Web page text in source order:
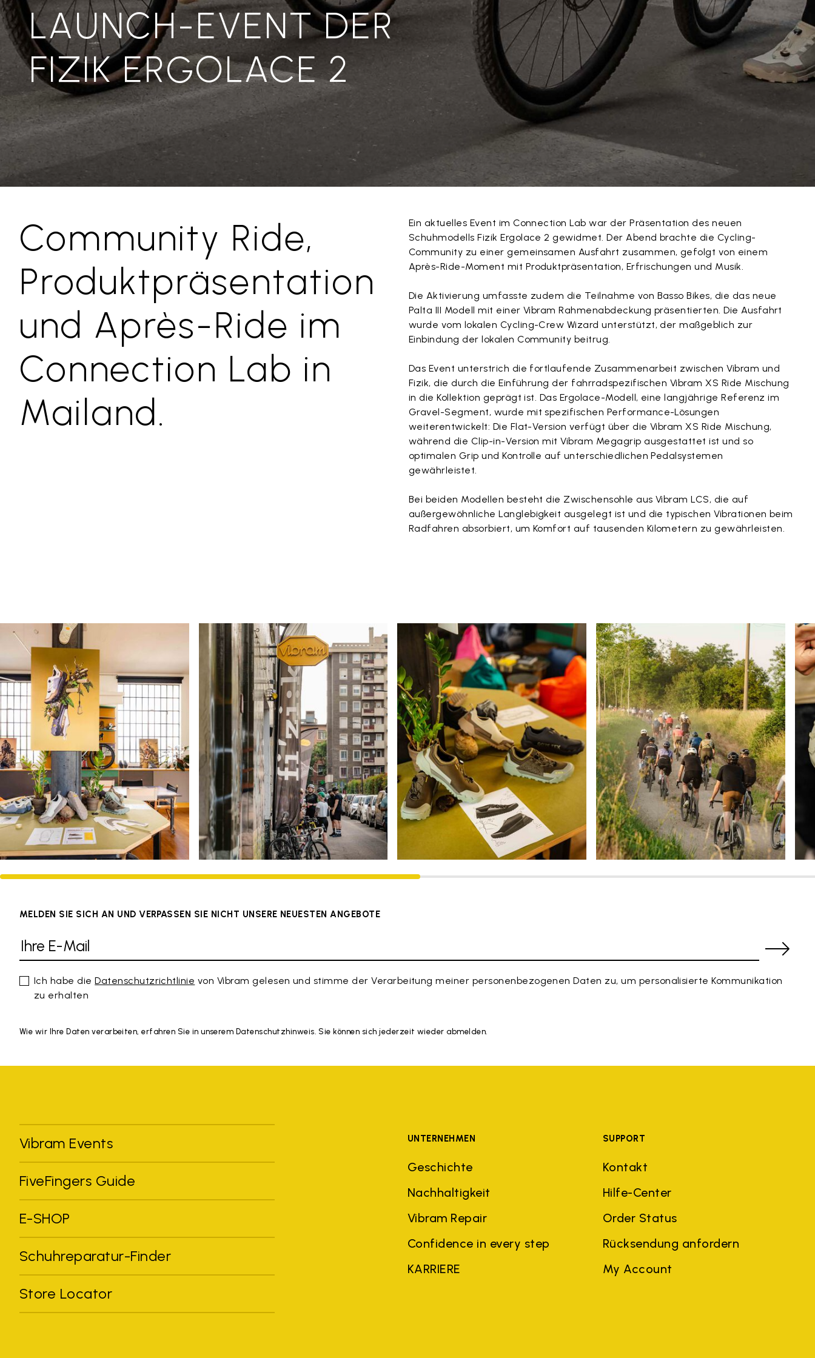
LAUNCH-EVENT DER
FIZIK ERGOLACE 2
Community Ride,
Produktpräsentation
und Après-Ride im
Connection Lab in
Mailand.
Ein aktuelles Event im Connection Lab war der Präsentation des neuen
Schuhmodells Fizik Ergolace 2 gewidmet. Der Abend brachte die Cycling-
Community zu einer gemeinsamen Ausfahrt zusammen, gefolgt von einem
Après-Ride-Moment mit Produktpräsentation, Erfrischungen und Musik.
Die Aktivierung umfasste zudem die Teilnahme von Basso Bikes, die das neue
Palta III Modell mit einer Vibram Rahmenabdeckung präsentierten. Die Ausfahrt
wurde vom lokalen Cycling-Crew Wizard unterstützt, der maßgeblich zur
Einbindung der lokalen Community beitrug.
Das Event unterstrich die fortlaufende Zusammenarbeit zwischen Vibram und
Fizik, die durch die Einführung der fahrradspezifischen Vibram XS Ride Mischung
in die Kollektion geprägt ist. Das Ergolace-Modell, eine langjährige Referenz im
Gravel-Segment, wurde mit spezifischen Performance-Lösungen
weiterentwickelt: Die Flat-Version verfügt über die Vibram XS Ride Mischung,
während die Clip-in-Version mit Vibram Megagrip ausgestattet ist und so
optimalen Grip und Kontrolle auf unterschiedlichen Pedalsystemen
gewährleistet.
Bei beiden Modellen besteht die Zwischensohle aus Vibram LCS, die auf
außergewöhnliche Langlebigkeit ausgelegt ist und die typischen Vibrationen beim
Radfahren absorbiert, um Komfort auf tausenden Kilometern zu gewährleisten.
MELDEN SIE SICH AN UND VERPASSEN SIE NICHT UNSERE NEUESTEN ANGEBOTE
Ich habe dieDatenschutzrichtlinie von Vibram gelesen und stimme der Verarbeitung meiner personenbezogenen Daten zu, um personalisierte Kommunikation
zu erhalten
Wie wir Ihre Daten verarbeiten, erfahren Sie in unserem Datenschutzhinweis. Sie können sich jederzeit wieder abmelden.
Vibram Events
FiveFingers Guide
E-SHOP
Schuhreparatur-Finder
Store Locator
UNTERNEHMEN
Geschichte
Nachhaltigkeit
Vibram Repair
Confidence in every step
KARRIERE
SUPPORT
Kontakt
Hilfe-Center
Order Status
Rücksendung anfordern
My Account